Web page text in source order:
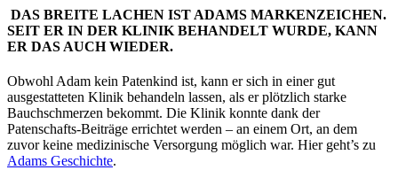
DAS BREITE LACHEN IST ADAMS MARKENZEICHEN.
SEIT ER IN DER KLINIK BEHANDELT WURDE, KANN
ER DAS AUCH WIEDER.
Obwohl Adam kein Patenkind ist, kann er sich in einer gut
ausgestatteten Klinik behandeln lassen, als er plötzlich starke
Bauchschmerzen bekommt. Die Klinik konnte dank der
Patenschafts-Beiträge errichtet werden – an einem Ort, an dem
zuvor keine medizinische Versorgung möglich war. Hier geht’s zu
Adams Geschichte.